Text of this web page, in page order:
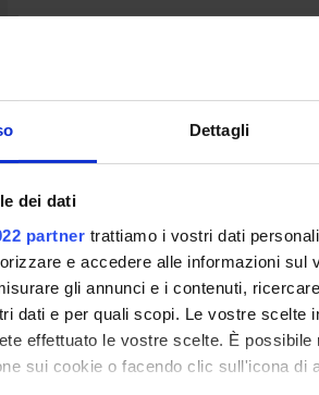
Dettagli
dei dati
partner trattiamo i vostri dati
e accedere alle informazioni
gli annunci e i contenuti,
dati e per quali scopi. Le vostre scelte
effettuato le vostre scelte. È
sui cookie o facendo clic sull'icona di
is Assistant Professor
University of Bologna and at the
worked as Assistant Professor at
University. Her main fields of